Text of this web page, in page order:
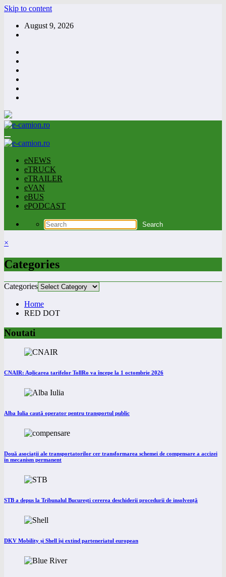
Skip to content
August 9, 2026
eNEWS
eTRUCK
eTRAILER
eVAN
eBUS
ePODCAST
×
Categories
Categories
Home
RED DOT
Noutati
CNAIR: Aplicarea tarifelor TollRo va începe la 1 octombrie 2026
Alba Iulia caută operator pentru transportul public
Două asociații ale transportatorilor cer transformarea schemei de compensare a accizei
în mecanism permanent
STB a depus la Tribunalul București cererea deschiderii procedurii de insolvență
DKV Mobility și Shell își extind parteneriatul european